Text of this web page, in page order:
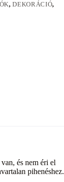
,DEKORÁCIÓ,
és nem éri el
pihenéshez.